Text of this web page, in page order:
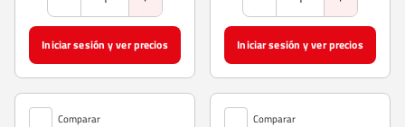
Iniciar sesión y ver precios Iniciar sesión y ver precios
Comparar Comparar